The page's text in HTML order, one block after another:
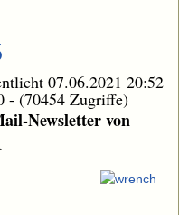
07.06.2021 20:52
- (70454 Zugriffe)
Newsletter von